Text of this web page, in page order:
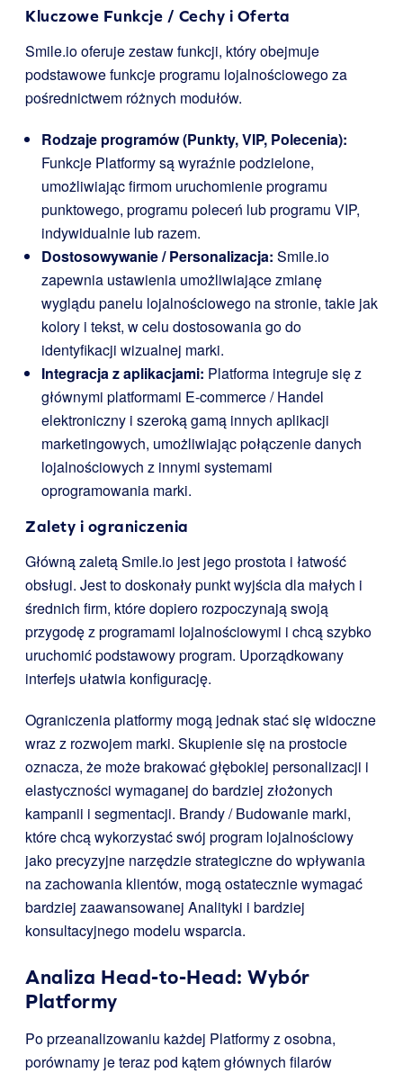
Kluczowe Funkcje / Cechy i Oferta
Smile.io oferuje zestaw funkcji, który obejmuje
podstawowe funkcje programu lojalnościowego za
pośrednictwem różnych modułów.
Rodzaje programów (Punkty, VIP, Polecenia):
Funkcje Platformy są wyraźnie podzielone,
umożliwiając firmom uruchomienie programu
punktowego, programu poleceń lub programu VIP,
indywidualnie lub razem.
Dostosowywanie / Personalizacja: Smile.io
zapewnia ustawienia umożliwiające zmianę
wyglądu panelu lojalnościowego na stronie, takie jak
kolory i tekst, w celu dostosowania go do
identyfikacji wizualnej marki.
Integracja z aplikacjami: Platforma integruje się z
głównymi platformami E-commerce / Handel
elektroniczny i szeroką gamą innych aplikacji
marketingowych, umożliwiając połączenie danych
lojalnościowych z innymi systemami
oprogramowania marki.
Zalety i ograniczenia
Główną zaletą Smile.io jest jego prostota i łatwość
obsługi. Jest to doskonały punkt wyjścia dla małych i
średnich firm, które dopiero rozpoczynają swoją
przygodę z programami lojalnościowymi i chcą szybko
uruchomić podstawowy program. Uporządkowany
interfejs ułatwia konfigurację.
Ograniczenia platformy mogą jednak stać się widoczne
wraz z rozwojem marki. Skupienie się na prostocie
oznacza, że może brakować głębokiej personalizacji i
elastyczności wymaganej do bardziej złożonych
kampanii i segmentacji. Brandy / Budowanie marki,
które chcą wykorzystać swój program lojalnościowy
jako precyzyjne narzędzie strategiczne do wpływania
na zachowania klientów, mogą ostatecznie wymagać
bardziej zaawansowanej Analityki i bardziej
konsultacyjnego modelu wsparcia.
Analiza Head-to-Head: Wybór
Platformy
Po przeanalizowaniu każdej Platformy z osobna,
porównamy je teraz pod kątem głównych filarów